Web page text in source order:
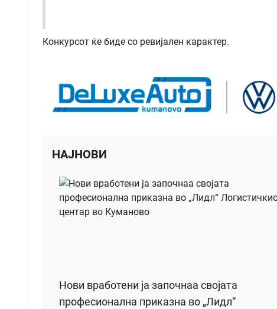
Конкурсот ќе биде со ревијален карактер.
НАЈНОВИ
Нови вработени ја започнаа својата
професионална приказна во „Лидл“